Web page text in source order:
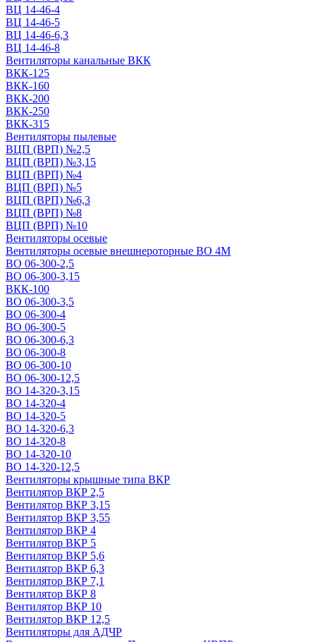
ВЦ 14-46-4
ВЦ 14-46-5
ВЦ 14-46-6,3
ВЦ 14-46-8
Вентиляторы канальные ВКК
ВКК-125
ВКК-160
ВКК-200
ВКК-250
ВКК-315
Вентиляторы пылевые
ВЦП (ВРП) №2,5
ВЦП (ВРП) №3,15
ВЦП (ВРП) №4
ВЦП (ВРП) №5
ВЦП (ВРП) №6,3
ВЦП (ВРП) №8
ВЦП (ВРП) №10
Вентиляторы осевые
Вентиляторы осевые внешнероторные ВО 4М
ВО 06-300-2,5
ВО 06-300-3,15
ВКК-100
ВО 06-300-3,5
ВО 06-300-4
ВО 06-300-5
ВО 06-300-6,3
ВО 06-300-8
ВО 06-300-10
ВО 06-300-12,5
ВО 14-320-3,15
ВО 14-320-4
ВО 14-320-5
ВО 14-320-6,3
ВО 14-320-8
ВО 14-320-10
ВО 14-320-12,5
Вентиляторы крышные типа ВКР
Вентилятор ВКР 2,5
Вентилятор ВКР 3,15
Вентилятор ВКР 3,55
Вентилятор ВКР 4
Вентилятор ВКР 5
Вентилятор ВКР 5,6
Вентилятор ВКР 6,3
Вентилятор ВКР 7,1
Вентилятор ВКР 8
Вентилятор ВКР 10
Вентилятор ВКР 12,5
Вентиляторы для АДЧР